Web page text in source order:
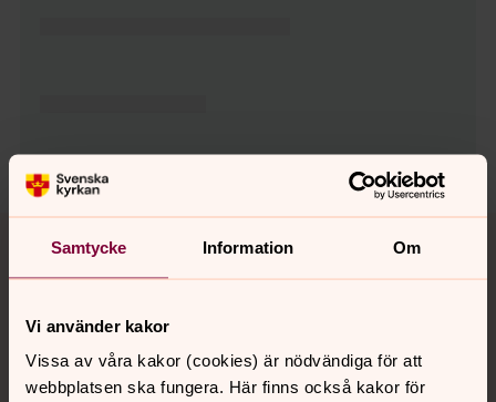
Samtycke Information Om
Vi använder kakor
Vissa av våra kakor (cookies) är nödvändiga för att
webbplatsen ska fungera. Här finns också kakor för
Tillbaka till toppen
Tillbaka till innehållet
Kontakt